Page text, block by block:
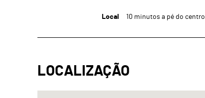
Local 10 minutos a pé do centro